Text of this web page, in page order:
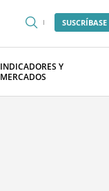
SUSCRÍBASE
INDICADORES Y
MERCADOS